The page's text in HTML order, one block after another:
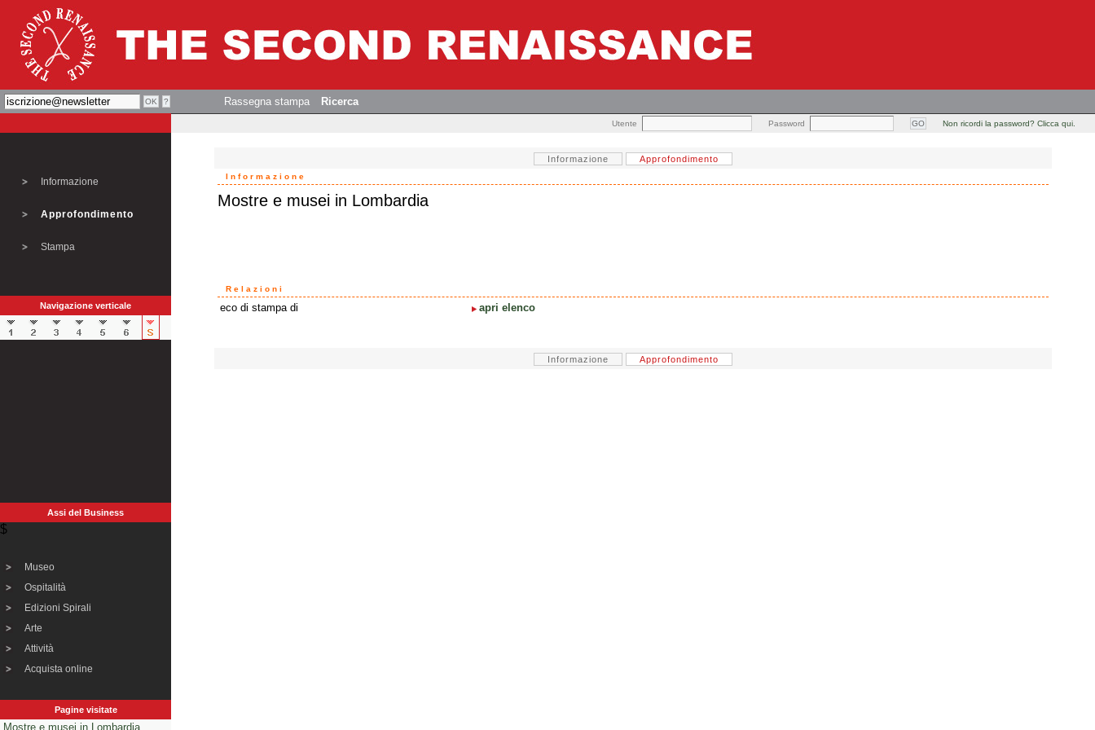
Rassegna stampa Ricerca
Utente Password Non ricordi la password? Clicca qui.
Informazione
Approfondimento
Stampa
Navigazione verticale
Assi del Business
$
Museo
Ospitalità
Edizioni Spirali
Arte
Attività
Acquista online
Pagine visitate
Mostre e musei in Lombardia
Informazione Approfondimento
Informazione
Mostre e musei in Lombardia
Relazioni
eco di stampa di apri elenco
Informazione Approfondimento